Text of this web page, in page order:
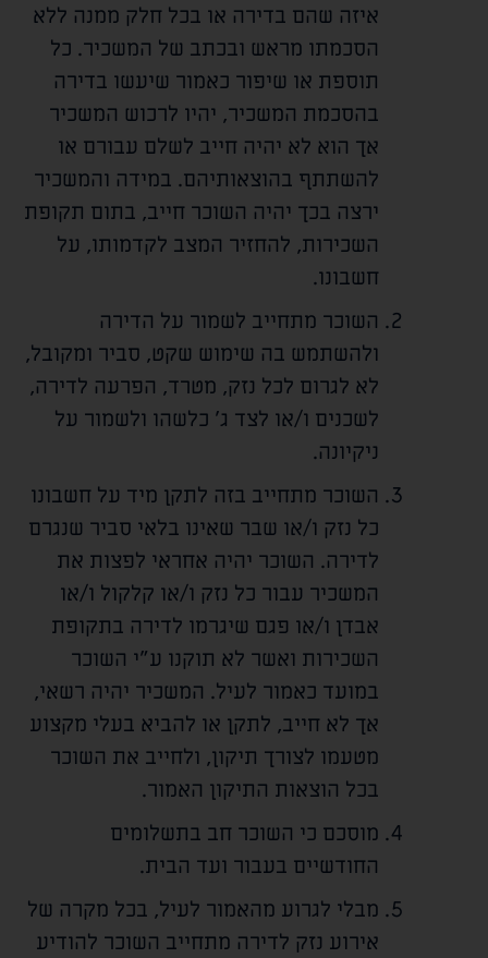
איזה שהם בדירה או בכל חלק ממנה ללא
הסכמתו מראש ובכתב של המשכיר. כל
תוספת או שיפור כאמור שיעשו בדירה
בהסכמת המשכיר, יהיו לרכוש המשכיר
אך הוא לא יהיה חייב לשלם עבורם או
להשתתף בהוצאותיהם. במידה והמשכיר
ירצה בכך יהיה השוכר חייב, בתום תקופת
השכירות, להחזיר המצב לקדמותו, על
חשבונו.
השוכר מתחייב לשמור על הדירה
ולהשתמש בה שימוש שקט, סביר ומקובל,
לא לגרום לכל נזק, מטרד, הפרעה לדירה,
לשכנים ו/או לצד ג' כלשהו ולשמור על
ניקיונה.
השוכר מתחייב בזה לתקן מיד על חשבונו
כל נזק ו/או שבר שאינו בלאי סביר שנגרם
לדירה. השוכר יהיה אחראי לפצות את
המשכיר עבור כל נזק ו/או קלקול ו/או
אבדן ו/או פגם שיגרמו לדירה בתקופת
השכירות ואשר לא תוקנו ע"י השוכר
במועד כאמור לעיל. המשכיר יהיה רשאי,
אך לא חייב, לתקן או להביא בעלי מקצוע
מטעמו לצורך תיקון, ולחייב את השוכר
בכל הוצאות התיקון האמור.
מוסכם כי השוכר חב בתשלומים
החודשיים בעבור ועד הבית.
מבלי לגרוע מהאמור לעיל, בכל מקרה של
אירוע נזק לדירה מתחייב השוכר להודיע